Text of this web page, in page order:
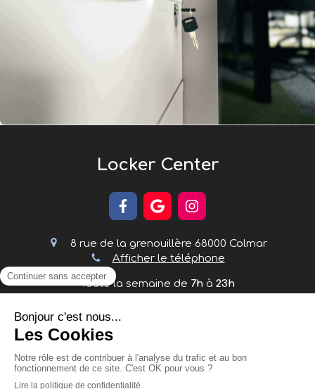
Locker Center
8 rue de la grenouillère 68000 Colmar
Afficher le téléphone
Toute la semaine de 7hà 23h
Mentions légales
©2025 Locker Center - Consignes bagages